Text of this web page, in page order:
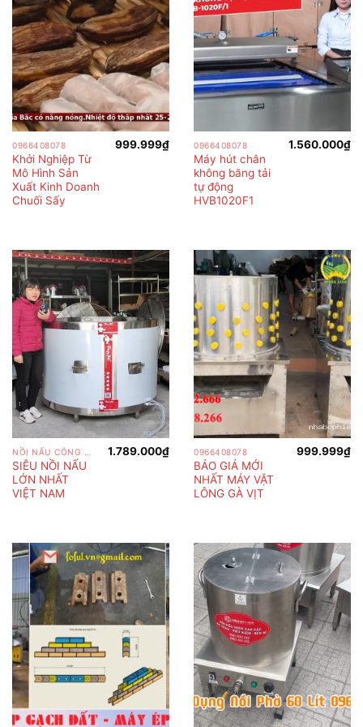
0966408078
Khởi Nghiệp Từ
Mô Hình Sản
Xuất Kinh Doanh
Chuối Sấy
999.999₫ 0966408078
Máy hút chân
không băng tải
tự động
HVB1020F1
1.560.000₫
SIÊU NỒI NẤU
LỚN NHẤT
VIỆT NAM
1.789.000₫ 0966408078
BÁO GIÁ MỚI
NHẤT MÁY VẶT
LÔNG GÀ VỊT
999.999₫